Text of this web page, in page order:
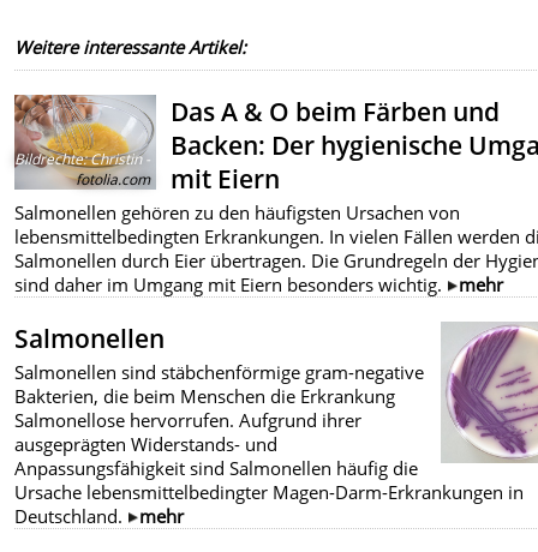
Weitere interessante Artikel:
Bildrechte:Christin -
fotolia.com
Das A & O beim Färben und
Backen: Der hygienische
mit Eiern
Salmonellen gehören zu den häufigsten Ursachen von
lebensmittelbedingten Erkrankungen. In vielen Fällen werden
Salmonellen durch Eier übertragen. Die Grundregeln der
sind daher im Umgang mit Eiern besonders wichtig.
mehr
Salmonellen
Salmonellen sind stäbchenförmige gram-negative
Bakterien, die beim Menschen die Erkrankung
Salmonellose hervorrufen. Aufgrund ihrer
ausgeprägten Widerstands- und
Anpassungsfähigkeit sind Salmonellen häufig die
Ursache lebensmittelbedingter Magen-Darm-Erkrankungen in
Deutschland.
mehr